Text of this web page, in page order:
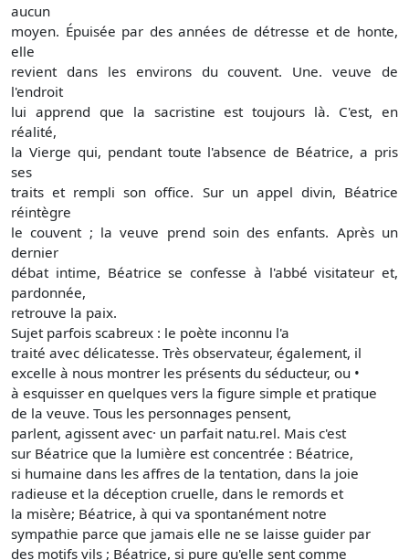
aucun
moyen. Épuisée par des années de détresse et de honte,
elle
revient dans les environs du couvent. Une. veuve de
l'endroit
lui apprend que la sacristine est toujours là. C'est, en
réalité,
la Vierge qui, pendant toute l'absence de Béatrice, a pris
ses
traits et rempli son office. Sur un appel divin, Béatrice
réintègre
le couvent ; la veuve prend soin des enfants. Après un
dernier
débat intime, Béatrice se confesse à l'abbé visitateur et,
pardonnée,
retrouve la paix.
Sujet parfois scabreux : le poète inconnu l'a
traité avec délicatesse. Très observateur, également, il
excelle à nous montrer les présents du séducteur, ou •
à esquisser en quelques vers la figure simple et pratique
de la veuve. Tous les personnages pensent,
parlent, agissent avec· un parfait natu.rel. Mais c'est
sur Béatrice que la lumière est concentrée : Béatrice,
si humaine dans les affres de la tentation, dans la joie
radieuse et la déception cruelle, dans le remords et
la misère; Béatrice, à qui va spontanément notre
sympathie parce que jamais elle ne se laisse guider par
des motifs vils ; Béatrice, si pure qu'elle sent comme